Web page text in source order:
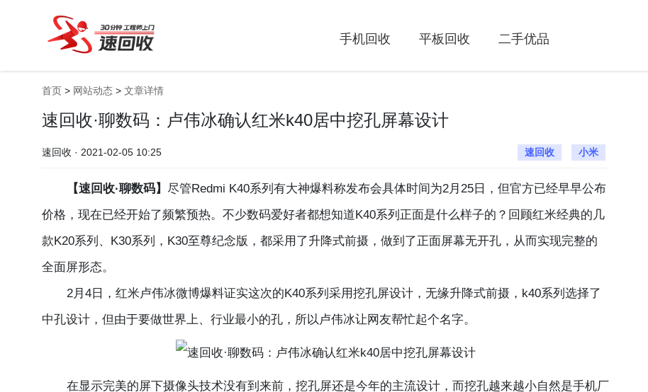
手机回收 平板回收 二手优品
首页 > 网站动态 > 文章详情
速回收·聊数码：卢伟冰确认红米k40居中挖孔屏幕设计
速回收 · 2021-02-05 10:25 速回收 小米
【速回收·聊数码】 尽管Redmi K40系列有大神爆料称发布会具体时间为2月25日，但官方已经早早公布
价格，现在已经开始了频繁预热。不少数码爱好者都想知道K40系列正面是什么样子的？回顾红米经典的几
款K20系列、K30系列，K30至尊纪念版，都采用了升降式前摄，做到了正面屏幕无开孔，从而实现完整的
全面屏形态。
2月4日，红米卢伟冰微博爆料证实这次的K40系列采用挖孔屏设计，无缘升降式前摄，k40系列选择了
中孔设计，但由于要做世界上、行业最小的孔，所以卢伟冰让网友帮忙起个名字。
在显示完美的屏下摄像头技术没有到来前，挖孔屏还是今年的主流设计，而挖孔越来越小自然是手机厂